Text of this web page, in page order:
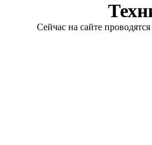
Сейчас на сайте